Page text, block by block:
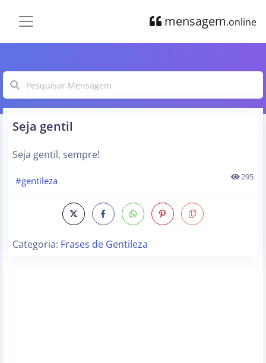
mensagem.online
Seja gentil
Seja gentil, sempre!
#gentileza 295
Categoria: Frases de Gentileza